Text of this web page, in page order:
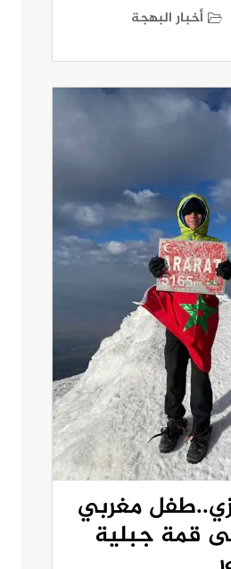
أخبار البهجة
مغربي
قمة جبلية